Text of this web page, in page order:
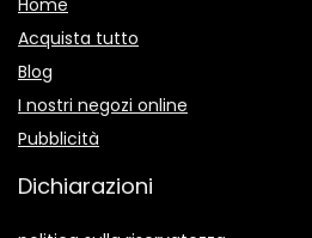
Home
Acquista tutto
Blog
I nostri negozi online
Pubblicità
Dichiarazioni